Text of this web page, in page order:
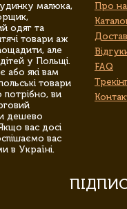
малюка,
одяг та
товари аж
але
у Польщі.
або які вам
товари
потрібно, ви
дешево
вас досі
вас
в Україні.
Про
FAQ